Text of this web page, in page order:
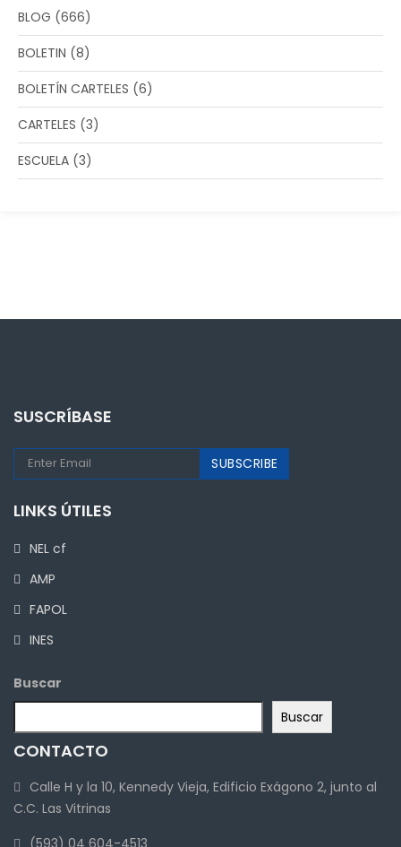
BLOG (666)
BOLETIN (8)
BOLETÍN CARTELES (6)
CARTELES (3)
ESCUELA (3)
SUSCRÍBASE
LINKS ÚTILES
NEL cf
AMP
FAPOL
INES
Buscar
Buscar
CONTACTO
Calle H y la 10, Kennedy Vieja, Edificio Exágono 2, junto al
C.C. Las Vitrinas